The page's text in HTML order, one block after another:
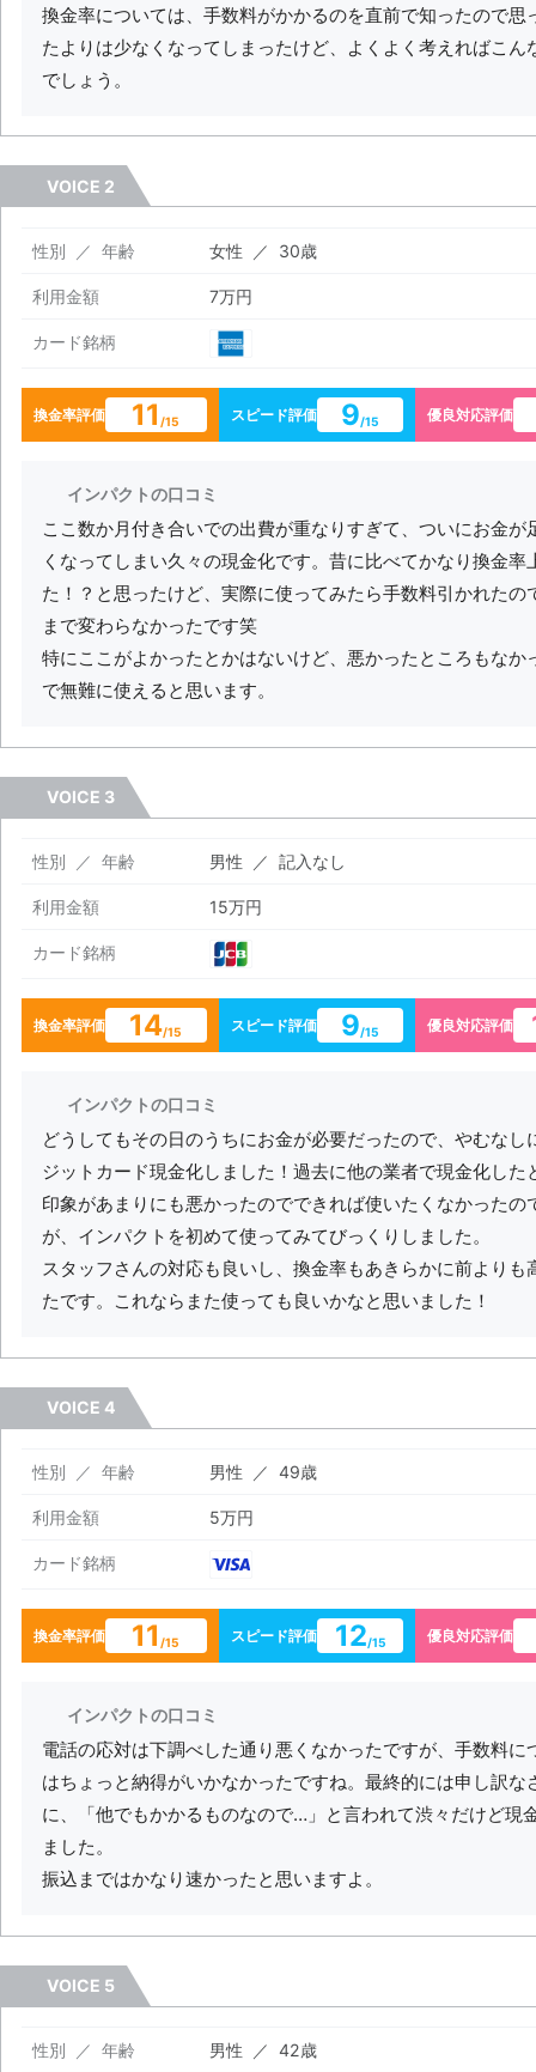
換金率については、手数料がかかるのを直前で知ったので思
たよりは少なくなってしまったけど、よくよく考えればこん
でしょう。
VOICE 2
性別 ／ 年齢 女性 ／ 30歳
利用金額 7万円
カード銘柄
換金率評価 11/15 スピード評価 9/15 優良対応評価
インパクトの口コミ
ここ数か月付き合いでの出費が重なりすぎて、ついにお金が
くなってしまい久々の現金化です。昔に比べてかなり換金率
た！？と思ったけど、実際に使ってみたら手数料引かれたの
まで変わらなかったです笑
特にここがよかったとかはないけど、悪かったところもなか
で無難に使えると思います。
VOICE 3
性別 ／ 年齢 男性 ／ 記入なし
利用金額 15万円
カード銘柄
換金率評価 14/15 スピード評価 9/15 優良対応評価
インパクトの口コミ
どうしてもその日のうちにお金が必要だったので、やむなし
ジットカード現金化しました！過去に他の業者で現金化した
印象があまりにも悪かったのでできれば使いたくなかったの
が、インパクトを初めて使ってみてびっくりしました。
スタッフさんの対応も良いし、換金率もあきらかに前よりも
たです。これならまた使っても良いかなと思いました！
VOICE 4
性別 ／ 年齢 男性 ／ 49歳
利用金額 5万円
カード銘柄
換金率評価 11/15 スピード評価 12/15 優良対応評価
インパクトの口コミ
電話の応対は下調べした通り悪くなかったですが、手数料に
はちょっと納得がいかなかったですね。最終的には申し訳な
に、「他でもかかるものなので…」と言われて渋々だけど現
ました。
振込まではかなり速かったと思いますよ。
VOICE 5
性別 ／ 年齢 男性 ／ 42歳